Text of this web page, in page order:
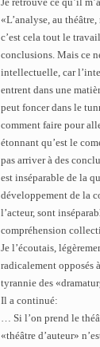
Je retrouve ce qu’il
«L’analyse, au
c’est cela tout le
conclusions. Mais ce
intellectuelle, car
entrent dans une
peut foncer dans le
comment faire pour
étonnant qu’est le
pas arriver à des
est inséparable de la
développement de la
l’acteur, sont
compréhension
Je l’écoutais,
radicalement opposés
tyrannie des
Il a continué:
… Si l’on prend le
«théâtre d’auteur»